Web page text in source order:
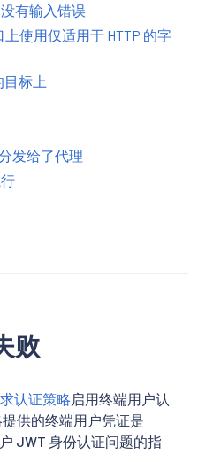
有输入错误
上使用仅适用于 HTTP 的字
标上
发给了代理
败
认证策略 启用终端用户认
供的终端用户凭证是
JWT 身份认证问题的指